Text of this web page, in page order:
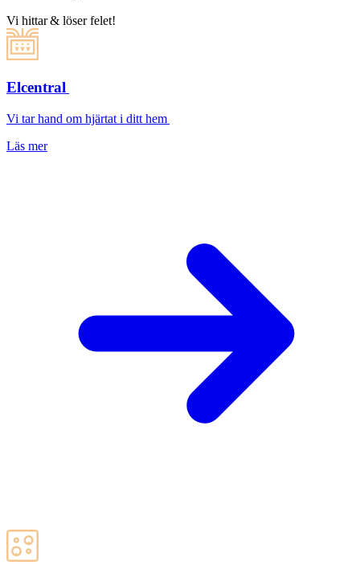
Vi hittar & löser felet!
Elcentral
Vi tar hand om hjärtat i ditt hem
Läs mer